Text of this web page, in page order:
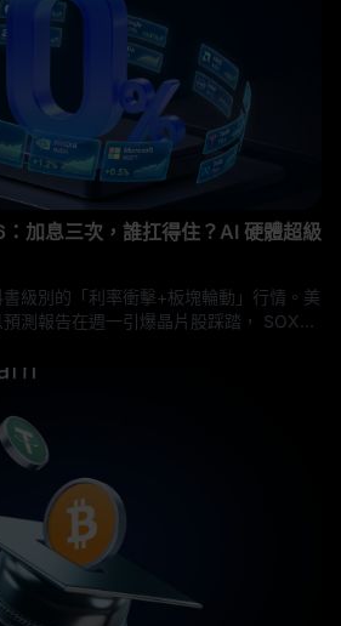
加息三次，誰扛得住？AI 硬體超級
級別的「利率衝擊+板塊輪動」行情。美
測報告在週一引爆晶片股踩踏， SOXX
，美光科技（MU）交出了歷史上最亮眼
億，大幅超出市場預期 16%。本
1. 本週核心宏觀事件：美國銀行加息炸